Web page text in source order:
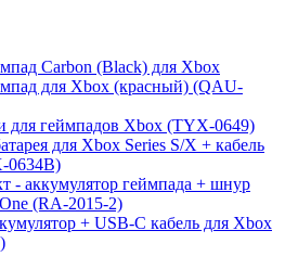
Carbon (Black) для Xbox
для Xbox (красный) (QAU-
для геймпадов Xbox (TYX-0649)
для Xbox Series S/X + кабель
0634B)
- аккумулятор геймпада + шнур
(RA-2015-2)
+ USB-C кабель для Xbox